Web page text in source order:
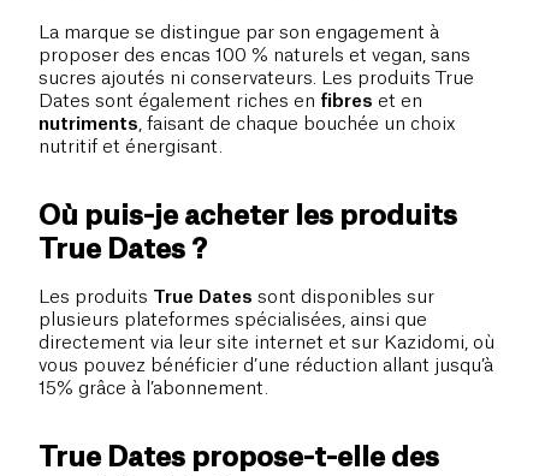
La marque se distingue par son engagement à
proposer des encas 100 % naturels et vegan, sans
sucres ajoutés ni conservateurs. Les produits True
Dates sont également riches en fibres et en
nutriments , faisant de chaque bouchée un choix
nutritif et énergisant.
Où puis-je acheter les produits
True Dates ?
Les produits True Dates sont disponibles sur
plusieurs plateformes spécialisées, ainsi que
directement via leur site internet et sur Kazidomi, où
vous pouvez bénéficier d’une réduction allant jusqu’à
15% grâce à l’abonnement.
True Dates propose-t-elle des